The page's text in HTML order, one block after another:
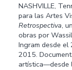
NASHVILLE,
para las Artes
Retrospectiva,
obras por
Ingram desde el
2015.
artística—desde